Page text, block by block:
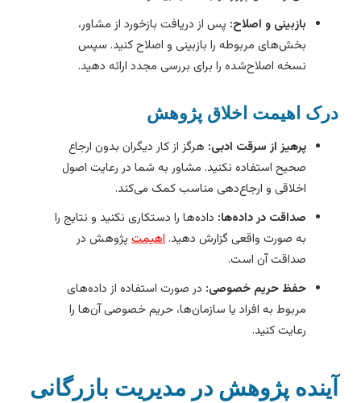
بازبینی و اصلاح:پس از دریافت بازخورد از مشاور،
بخش‌های مربوطه را بازبینی و اصلاح کنید. سپس
نسخه اصلاح‌شده را برای بررسی مجدد ارائه دهید.
اهیمت اخلاق پژوهش
پرهیز از سرقت ادبی: هرگز از کار دیگران بدون ارجاع
صحیح استفاده نکنید. مشاور به شما در رعایت اصول
اخلاقی و ارجاع‌دهی مناسب کمک می‌کند.
صداقت در داده‌ها:داده‌ها را دستکاری نکنید و نتایج را
به صورت واقعی گزارش دهید.اهیمتپژوهش در
صداقت آن است.
حفظ حریم خصوصی:در صورت استفاده از داده‌های
مربوط به افراد یا سازمان‌ها، حریم خصوصی آن‌ها را
رعایت کنید.
پژوهش در مدیریت بازرگانی